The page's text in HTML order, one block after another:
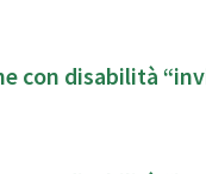
con disabilità